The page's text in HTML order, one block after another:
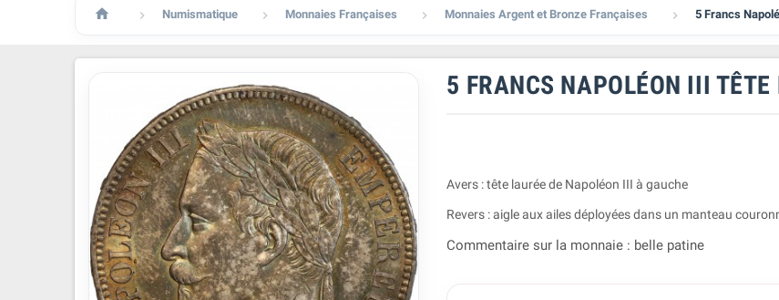
  Numismatique  Monnaies Françaises  Monnaies Argent et Bronze Françaises  5 Francs
5 FRANCS NAPOLÉON III TÊTE
Avers : tête laurée de Napoléon III à gauche
Revers : aigle aux ailes déployées dans un manteau
Commentaire sur la monnaie : belle patine